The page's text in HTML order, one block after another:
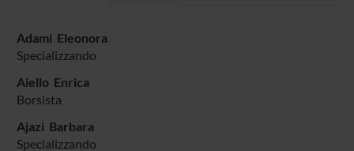
Adami Eleonora
Specializzando
Aiello Enrica
Borsista
Ajazi Barbara
Specializzando